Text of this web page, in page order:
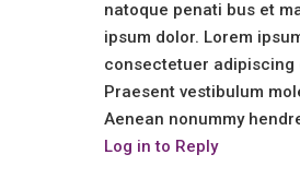
natoque penati bus et
ipsum dolor. Lorem
consectetuer adipiscing
Praesent vestibulum
Aenean nonummy
Log in to Reply